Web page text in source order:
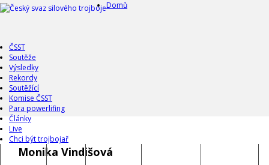
Domů
ČSST
Soutěže
Výsledky
Rekordy
Soutěžící
Komise ČSST
Para powerlifing
Články
Live
Chci být trojbojař
DOMŮ ČSST SOUTĚŽE
Monika Vindišová